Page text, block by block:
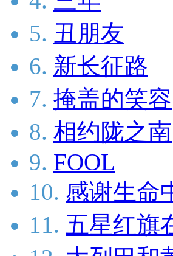
5. 丑朋友
6. 新长征路
7. 掩盖的笑容
8. 相约陇之南
9. FOOL
10. 感谢生命
11. 五星红旗